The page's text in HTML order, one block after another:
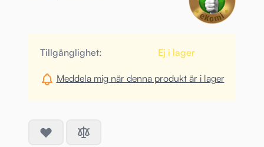
Tillgänglighet: Ej i lager
Meddela mig när denna produkt är i lager